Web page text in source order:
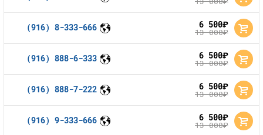
(916) 8-333-666 6 500руб.
13 000руб.
(916) 888-6-333 6 500руб.
13 000руб.
(916) 888-7-222 6 500руб.
13 000руб.
(916) 9-333-666 6 500руб.
13 000руб.